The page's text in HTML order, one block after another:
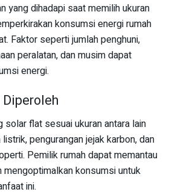
yang dihadapi saat memilih ukuran
konsumsi energi rumah
Faktor seperti jumlah penghuni,
peralatan, dan musim dapat
energi.
solar flat sesuai ukuran antara lain
pengurangan jejak karbon, dan
Pemilik rumah dapat memantau
mengoptimalkan konsumsi untuk
ini.